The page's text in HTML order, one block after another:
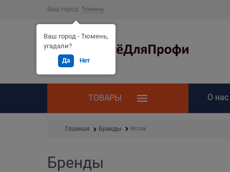
Ваш город: Тюмень
ТОВАРЫ О нас
Главная Бренды Исток
Бренды
Ваш город - Тюмень,
угадали?
Да Нет